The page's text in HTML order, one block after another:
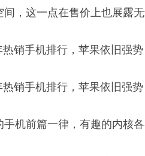
间，这一点在售价上也展露无
手机前篇一律，有趣的内核各